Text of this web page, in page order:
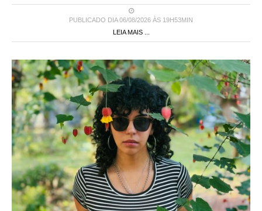
PUBLICADO DIA 06/08/2026 ÀS 19H53MIN
LEIA MAIS ...